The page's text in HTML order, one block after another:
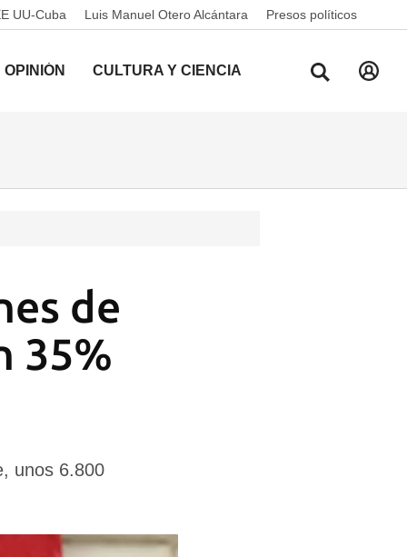
UU-Cuba Luis Manuel Otero Alcántara Presos políticos
OPINIÓN CULTURA Y CIENCIA
de
35%
unos 6.800